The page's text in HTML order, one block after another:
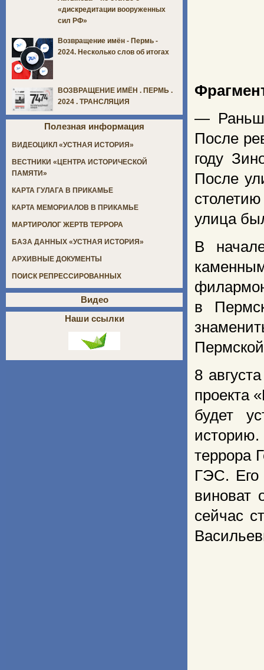
—
После
году
После
улица
В
в
8
проекта
будет
террора
ГЭС. Его
виноват
сейчас
«дискредитации вооруженных
сил РФ»
Возвращение имён - Пермь -
2024. Несколько слов об итогах
ВОЗВРАЩЕНИЕ ИМЁН . ПЕРМЬ .
2024 . ТРАНСЛЯЦИЯ
Полезная информация
ВИДЕОЦИКЛ «УСТНАЯ ИСТОРИЯ»
ВЕСТНИКИ «ЦЕНТРА ИСТОРИЧЕСКОЙ
ПАМЯТИ»
КАРТА ГУЛАГА В ПРИКАМЬЕ
КАРТА МЕМОРИАЛОВ В ПРИКАМЬЕ
МАРТИРОЛОГ ЖЕРТВ ТЕРРОРА
БАЗА ДАННЫХ «УСТНАЯ ИСТОРИЯ»
АРХИВНЫЕ ДОКУМЕНТЫ
ПОИСК РЕПРЕССИРОВАННЫХ
Видео
Наши ссылки